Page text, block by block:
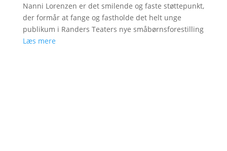
Nanni Lorenzen er det smilende og faste støttepunkt,
der formår at fange og fastholde det helt unge
publikum i Randers Teaters nye småbørnsforestilling
Læs mere